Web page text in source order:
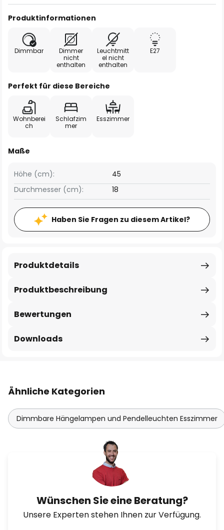
Produktinformationen
Dimmbar
Dimmer
nicht
enthalten
Leuchtmitt
el nicht
enthalten
E27
Perfekt für diese Bereiche
Wohnberei
ch
Schlafzim
mer
Esszimmer
Maße
Höhe (cm):
45
Durchmesser (cm):
18
Haben Sie Fragen zu diesem Artikel?
Produktbeschreibung
Produktdetails
Bewertungen
Downloads
Ähnliche Kategorien
Dimmbare Hängelampen und Pendelleuchten Esszimmer
Wünschen Sie eine Beratung?
Unsere Experten stehen Ihnen zur Verfügung.